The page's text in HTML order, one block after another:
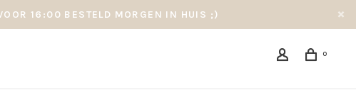
16:00 BESTELD MORGEN IN HUIS ;)
0